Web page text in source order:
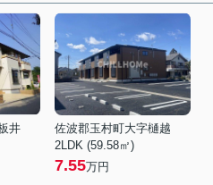
井
佐波郡玉村町大字樋越
2LDK (59.58㎡)
7.55万円